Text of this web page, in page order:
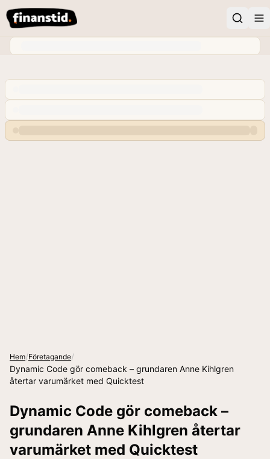
Hem/Företagande/
Dynamic Code gör comeback – grundaren Anne Kihlgren
återtar varumärket med Quicktest
Dynamic Code gör comeback –
grundaren Anne Kihlgren återtar
varumärket med Quicktest